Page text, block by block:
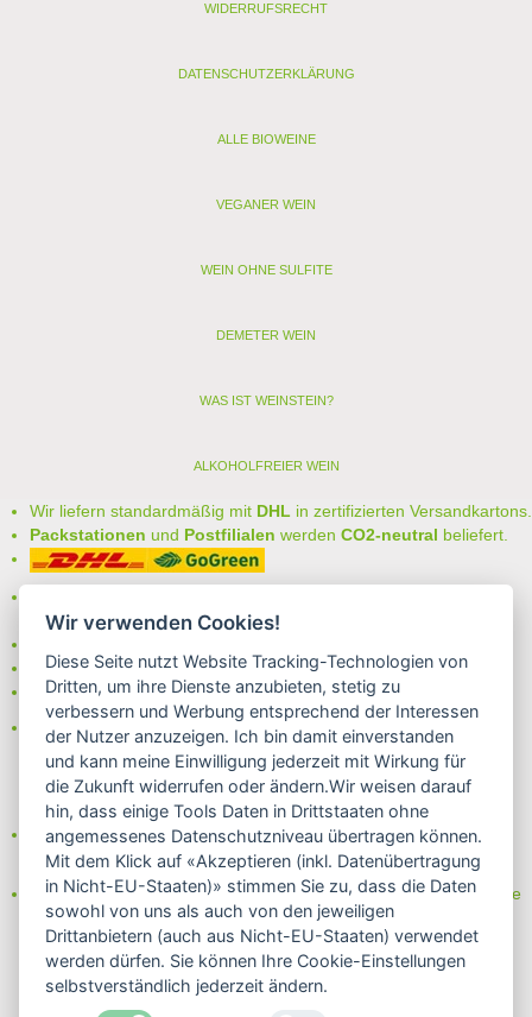
WIDERRUFSRECHT
DATENSCHUTZERKLÄRUNG
ALLE BIOWEINE
VEGANER WEIN
WEIN OHNE SULFITE
DEMETER WEIN
WAS IST WEINSTEIN?
ALKOHOLFREIER WEIN
Wir liefern standardmäßig mit DHL in zertifizierten Versandkartons.
Packstationen und Postfilialen werden CO2-neutral beliefert.
auswählen:
- Rechnung
- Lastschrift/Bankeinzug
Das Internetsiegel "GEPRÜFTER SHOP – Sicher einkaufen":
Partner von:
Wine in Moderation - bewußt genießen
Erfahren Sie mehr über Biowein in unserem Blog oder Folgen Sie
uns!
Blog
Facebook
Instagram
Wir verwenden Cookies!
Diese Seite nutzt Website Tracking-Technologien von
Dritten, um ihre Dienste anzubieten, stetig zu
verbessern und Werbung entsprechend der Interessen
der Nutzer anzuzeigen. Ich bin damit einverstanden
und kann meine Einwilligung jederzeit mit Wirkung für
die Zukunft widerrufen oder ändern.Wir weisen darauf
hin, dass einige Tools Daten in Drittstaaten ohne
angemessenes Datenschutzniveau übertragen können.
Mit dem Klick auf «Akzeptieren (inkl. Datenübertragung
in Nicht-EU-Staaten)» stimmen Sie zu, dass die Daten
sowohl von uns als auch von den jeweiligen
Drittanbietern (auch aus Nicht-EU-Staaten) verwendet
werden dürfen. Sie können Ihre Cookie-Einstellungen
selbstverständlich jederzeit ändern.